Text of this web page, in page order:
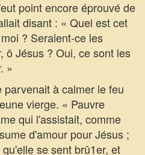
point encore éprouvé de
disant : « Quel est cet
? Seraient-ce les
ô Jésus ? Oui, ce sont les
»
à calmer le feu
vierge. « Pauvre
qui l'assistait, comme
d'amour pour Jésus ;
se sent brû1er, et